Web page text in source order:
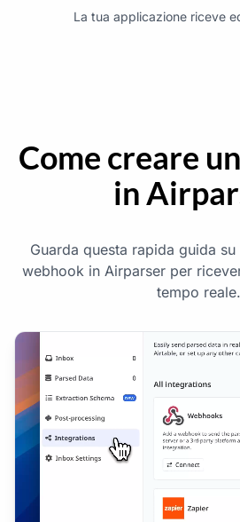
La tua applicazione riceve
Come creare
in
Guarda questa rapida guida
webhook in Airparser per
tempo reale.